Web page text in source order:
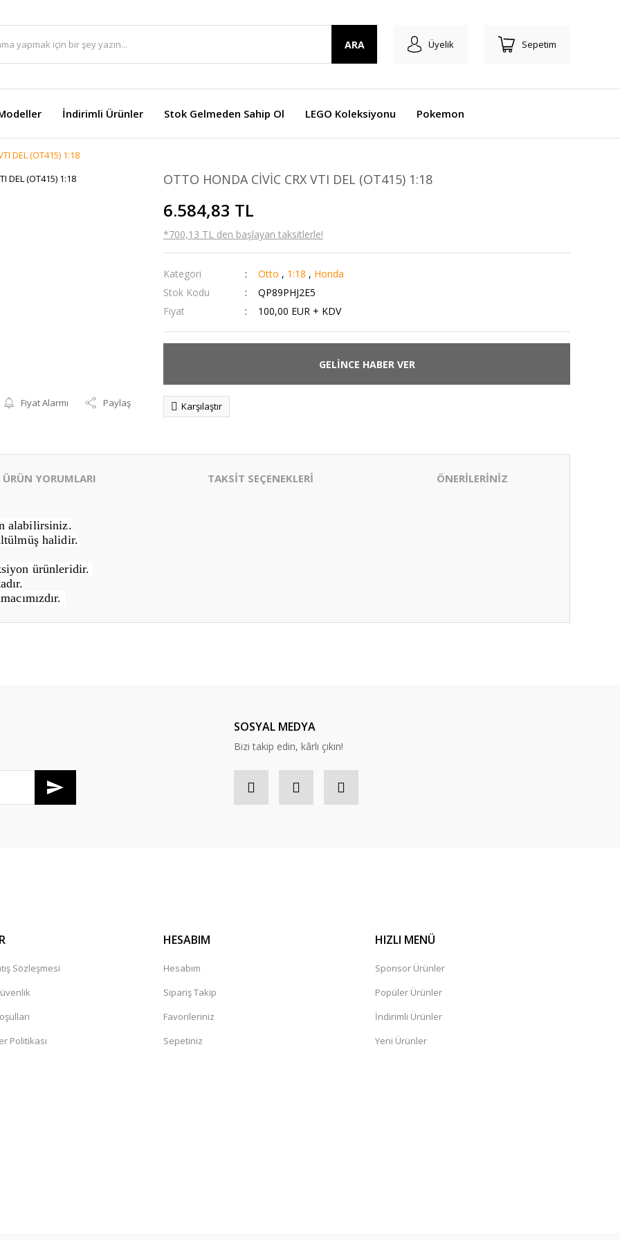
ARA Üyelik Sepetim
İndirimli Ürünler Stok Gelmeden Sahip Ol LEGO Koleksiyonu Pokemon
DEL (OT415) 1:18
Fiyat Alarmı Paylaş
OTTO HONDA CİVİC CRX VTI DEL (OT415) 1:18
6.584,83 TL
*700,13 TL den başlayan taksitlerle!
Kategori Otto , 1:18 , Honda
Stok Kodu
QP89PHJ2E5
Fiyat
100,00 EUR + KDV
GELİNCE HABER VER
Karşılaştır
ÜRÜN YORUMLARI TAKSİT SEÇENEKLERİ ÖNERİLERİNİZ
alabilirsiniz.
halidir.
ürünleridir.
SOSYAL MEDYA
Bizi takip edin, kârlı çıkın!
Sözleşmesi
Politikası
HESABIM
Hesabım
Sipariş Takip
Favorileriniz
Sepetiniz
HIZLI MENÜ
Sponsor Ürünler
Popüler Ürünler
İndirimli Ürünler
Yeni Ürünler